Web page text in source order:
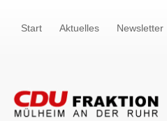
Start Aktuelles Newsletter